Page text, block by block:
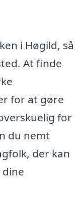
i Høgild, så
At finde
for at gøre
for
du nemt
der kan